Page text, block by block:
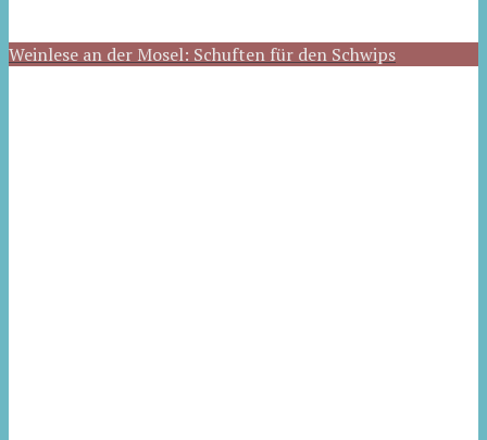
Weinlese an der Mosel: Schuften für den Schwips